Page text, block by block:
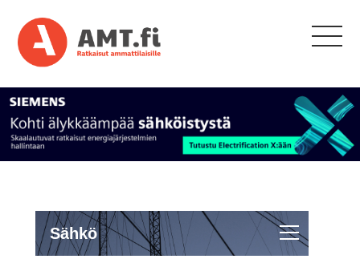
Sähkö